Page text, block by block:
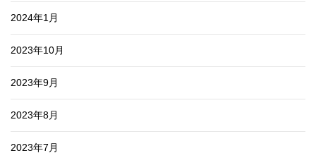
2024年1月
2023年10月
2023年9月
2023年8月
2023年7月